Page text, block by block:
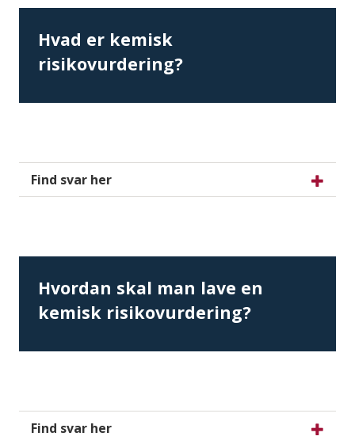
Hvad er kemisk
risikovurdering?
Find svar her
Hvordan skal man lave en
kemisk risikovurdering?
Find svar her